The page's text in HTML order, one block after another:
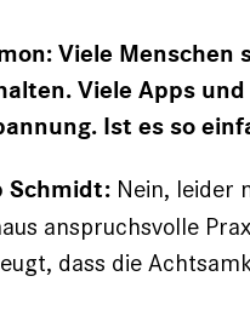
Viele Menschen
Viele Apps
Ist es so
Schmidt: Nein, leider
anspruchsvolle
dass die